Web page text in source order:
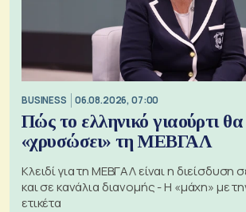
BUSINESS 06.08.2026, 07:00
Πώς το ελληνικό γιαούρτι θα
«χρυσώσει» τη ΜΕΒΓΑΛ
Κλειδί για τη ΜΕΒΓΑΛ είναι η διείσδυση
και σε κανάλια διανομής - Η «μάχη» με
ετικέτα